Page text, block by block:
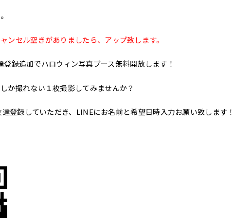
セル空きがありましたら、アップ致します。
録追加でハロウィン写真ブース無料開放します！
か撮れない１枚撮影してみませんか？
登録していただき、LINEにお名前と希望日時入力お願い致します！